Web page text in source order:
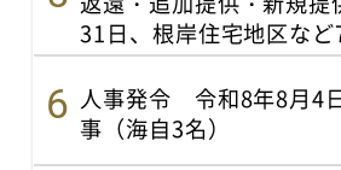
31日、根岸住宅地区など
人事発令 令和8年8月4
事（海自3名）